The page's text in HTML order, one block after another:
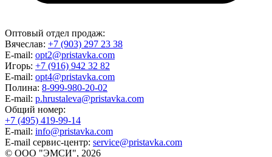
Оптовый отдел продаж:
Вячеслав: +7 (903) 297 23 38
E-mail: opt2@pristavka.com
Игорь: +7 (916) 942 32 82
E-mail: opt4@pristavka.com
Полина: 8-999-980-20-02
E-mail: p.hrustaleva@pristavka.com
Общий номер:
+7 (495) 419-99-14
E-mail: info@pristavka.com
E-mail сервис-центр: service@pristavka.com
© ООО "ЭМСИ", 2026